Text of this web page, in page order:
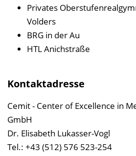
Privates
Volders
BRG in der Au
HTL Anichstraße
Kontaktadresse
Cemit - Center of Excellence in
GmbH
Dr. Elisabeth Lukasser-Vogl
Tel.: +43 (512) 576 523-254